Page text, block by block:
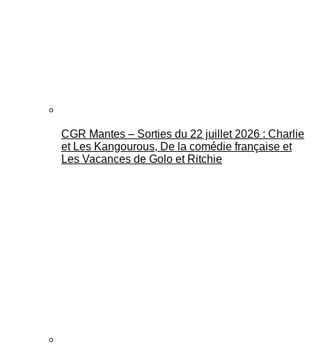
CGR Mantes – Sorties du 22 juillet 2026 : Charlie
et Les Kangourous, De la comédie française et
Les Vacances de Golo et Ritchie